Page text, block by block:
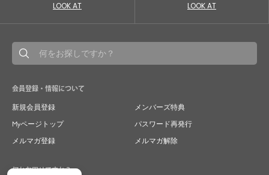
LOOK AT LOOK AT
会員登録・情報について
新規会員登録
メンバーズ特典
Myページトップ
パスワード再発行
メルマガ登録
メルマガ解除
何かお困りですか？